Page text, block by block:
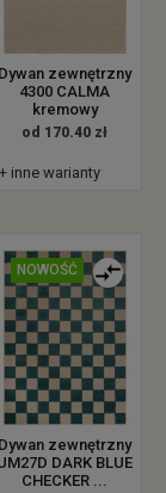
Dywan zewnętrzny
4300 CALMA
kremowy
od 170.40 zł
+ inne warianty
NOWOŚĆ
Dywan zewnętrzny
DARK BLUE
CHECKER ...